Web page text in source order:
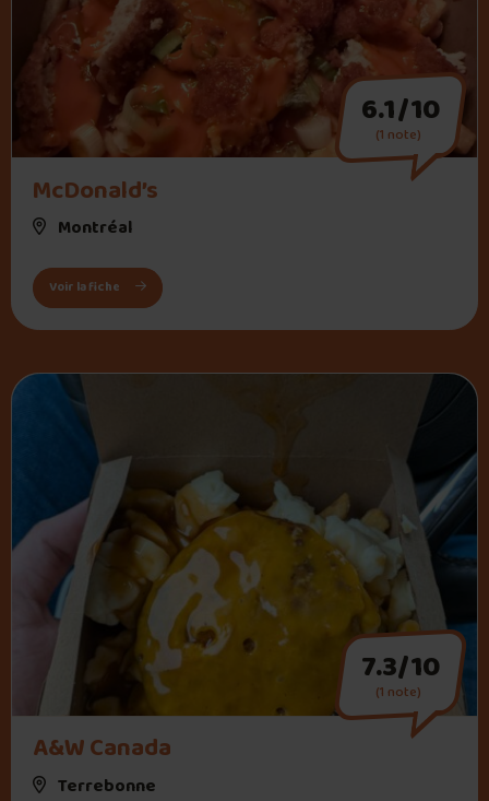
McDonald’s
Montréal
6.1/10
(1 note)
Voir la fiche : McDonald’s
A&W Canada
Terrebonne
7.3/10
(1 note)